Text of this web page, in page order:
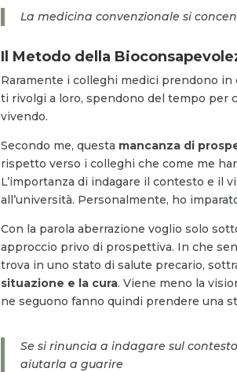
La medicina convenzionale si
Il Metodo della
Raramente i colleghi medici prendono in
ti rivolgi a loro, spendono del tempo per
vivendo.
Secondo me, questa mancanza di
rispetto verso i colleghi che come me
L’importanza di indagare il contesto e il
all’università. Personalmente, ho
Con la parola aberrazione voglio solo
approccio privo di prospettiva. In che
trova in uno stato di salute precario,
situazione e la cura. Viene meno la
ne seguono fanno quindi prendere una
Se si rinuncia a indagare sul
aiutarla a guarire